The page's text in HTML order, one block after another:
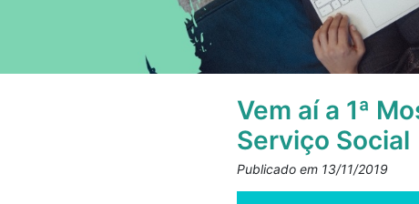
Vem aí a 1ª
Serviço Social
Publicado em 13/11/2019